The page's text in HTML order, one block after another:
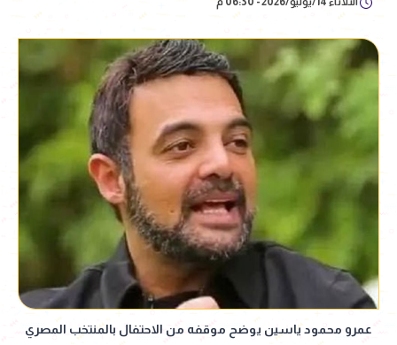
عمرو محمود ياسين يوضح موقفه من الاحتفال بالمنتخب المصري